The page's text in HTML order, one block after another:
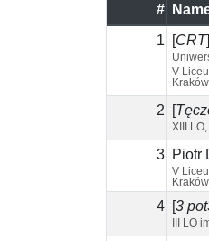
#
1
CRT]
V
Kraków
2
XIII
3 Piotr
V
Kraków
4 3
III LO